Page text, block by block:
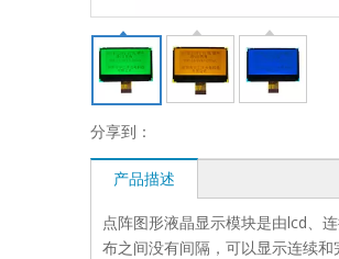
分享到：
产品描述
点阵图形液晶显示模块是由lcd、
布之间没有间隔，可以显示连续和